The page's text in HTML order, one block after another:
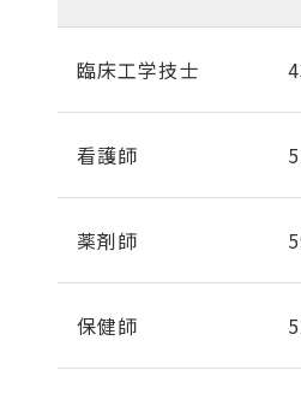
臨床工学技士
看護師
薬剤師
保健師